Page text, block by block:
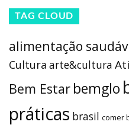
TAG CLOUD
alimentação
Cultura arte&cultura
Bem Estar bemglo
práticas brasil comer